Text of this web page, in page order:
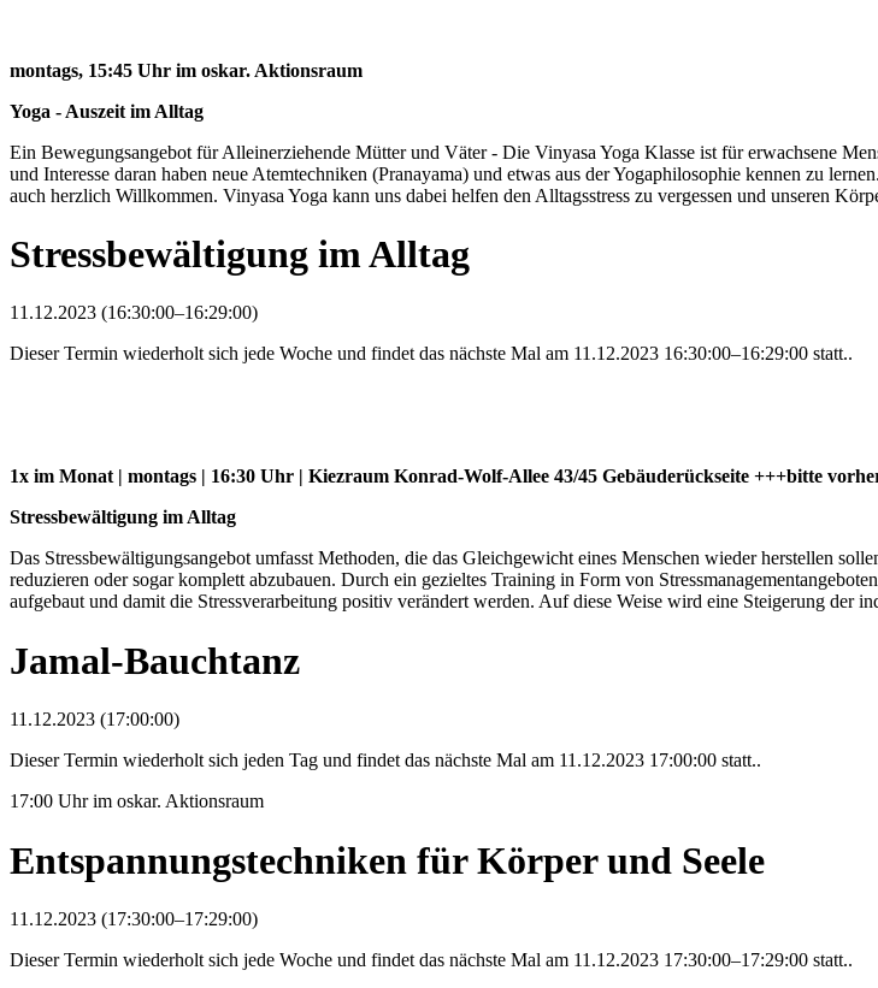
montags, 15:45 Uhr im oskar. Aktionsraum
Yoga - Auszeit im Alltag
Ein Bewegungsangebot für Alleinerziehende Mütter und Väter - Die Vinyasa Yoga Klasse ist für erwachsene
und Interesse daran haben neue Atemtechniken (Pranayama) und etwas aus der Yogaphilosophie kennen zu
auch herzlich Willkommen. Vinyasa Yoga kann uns dabei helfen den Alltagsstress zu vergessen und unseren
Stressbewältigung im Alltag
11.12.2023 (16:30:00–16:29:00)
Dieser Termin wiederholt sich jede Woche und findet das nächste Mal am 11.12.2023 16:30:00–16:29:00 statt..
1x im Monat | montags | 16:30 Uhr | Kiezraum Konrad-Wolf-Allee 43/45 Gebäuderückseite +++bitte
Stressbewältigung im Alltag
Das Stressbewältigungsangebot umfasst Methoden, die das Gleichgewicht eines Menschen wieder herstellen
reduzieren oder sogar komplett abzubauen. Durch ein gezieltes Training in Form von
aufgebaut und damit die Stressverarbeitung positiv verändert werden. Auf diese Weise wird eine Steigerung der
Jamal-Bauchtanz
11.12.2023 (17:00:00)
Dieser Termin wiederholt sich jeden Tag und findet das nächste Mal am 11.12.2023 17:00:00 statt..
17:00 Uhr im oskar. Aktionsraum
Entspannungstechniken für Körper und Seele
11.12.2023 (17:30:00–17:29:00)
Dieser Termin wiederholt sich jede Woche und findet das nächste Mal am 11.12.2023 17:30:00–17:29:00 statt..